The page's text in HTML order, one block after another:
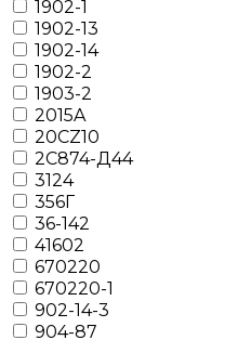
1902-1
1902-13
1902-14
1902-2
1903-2
2015A
20CZ10
2С874-Д44
3124
356Г
36-142
41602
670220
670220-1
902-14-3
904-87